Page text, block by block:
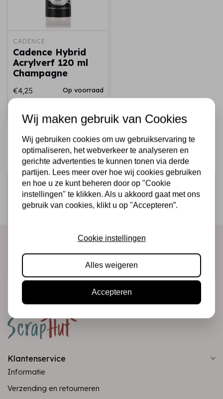
CADENCE
Cadence Hybrid
Acrylverf 120 ml
Champagne
€4,25 Op voorraad
Schrijf je in voor de nieuwsbrief
Ontvang als eerste onze actie en nieuwe producten
Klantenservice
Informatie
Verzending en retourneren
Wij maken gebruik van Cookies
Wij gebruiken cookies om uw gebruikservaring te
optimaliseren, het webverkeer te analyseren en
gerichte advertenties te kunnen tonen via derde
partijen. Lees meer over hoe wij cookies gebruiken
en hoe u ze kunt beheren door op "Cookie
instellingen" te klikken. Als u akkoord gaat met ons
gebruik van cookies, klikt u op "Accepteren”.
Cookie instellingen
Alles weigeren
Accepteren